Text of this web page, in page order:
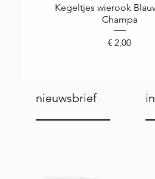
Snel overzicht
Kegeltjes wierook
Champa
Prijs
€ 2,00
nieuwsbrief